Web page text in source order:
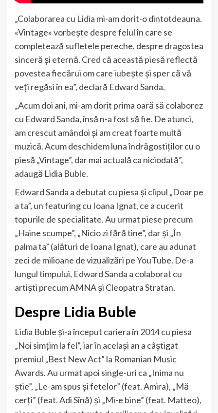
„Colaborarea cu Lidia mi-am dorit-o dintotdeauna.
«Vintage» vorbește despre felul în care se
completează sufletele pereche, despre dragostea
sinceră și eternă. Cred că această piesă reflectă
povestea fiecărui om care iubește și sper că vă
veți regăsi în ea”, declară Edward Sanda.
„Acum doi ani, mi-am dorit prima oară să colaborez
cu Edward Sanda, însă n-a fost să fie. De atunci,
am crescut amândoi și am creat foarte multă
muzică. Acum deschidem luna îndrăgostiților cu o
piesă „Vintage”, dar mai actuală ca niciodată”,
adaugă Lidia Buble.
Edward Sanda a debutat cu piesa și clipul „Doar pe
a ta”, un featuring cu Ioana Ignat, ce a cucerit
topurile de specialitate. Au urmat piese precum
„Haine scumpe”, „Nicio zi fără tine”, dar și „În
palma ta” (alături de Ioana Ignat), care au adunat
zeci de milioane de vizualizări pe YouTube. De-a
lungul timpului, Edward Sanda a colaborat cu
artiști precum AMNA și Cleopatra Stratan.
Despre Lidia Buble
Lidia Buble și-a început cariera în 2014 cu piesa
„Noi simțim la fel”, iar în același an a câștigat
premiul „Best New Act” la Romanian Music
Awards. Au urmat apoi single-uri ca „Inima nu
știe”, „Le-am spus și fetelor” (feat. Amira), „Mă
cerți” (feat. Adi Sînă) și „Mi-e bine” (feat. Matteo),